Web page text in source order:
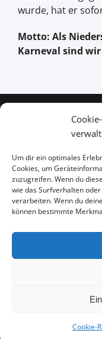
Um dir ein optimales
Cookies, um
zuzugreifen. Wenn du
wie das Surfverhalten
verarbeiten. Wenn du
können bestimmte
Cookie-
wurde, hat er
Motto: Als
Karneval sind